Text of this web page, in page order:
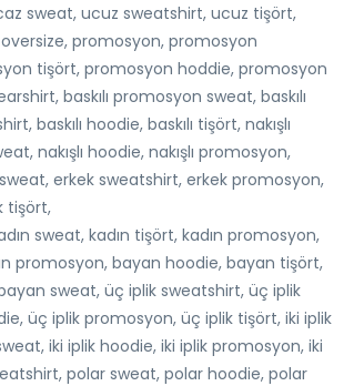
sweat, ucuz sweatshirt, ucuz tişört,
promosyon, promosyon
tişört, promosyon hoddie, promosyon
baskılı promosyon sweat, baskılı
baskılı hoodie, baskılı tişört, nakışlı
nakışlı hoodie, nakışlı promosyon,
sweat, erkek sweatshirt, erkek promosyon,
tişört,
sweat, kadın tişört, kadın promosyon,
promosyon, bayan hoodie, bayan tişört,
sweat, üç iplik sweatshirt, üç iplik
üç iplik promosyon, üç iplik tişört, iki iplik
iki iplik hoodie, iki iplik promosyon, iki
polar sweat, polar hoodie, polar